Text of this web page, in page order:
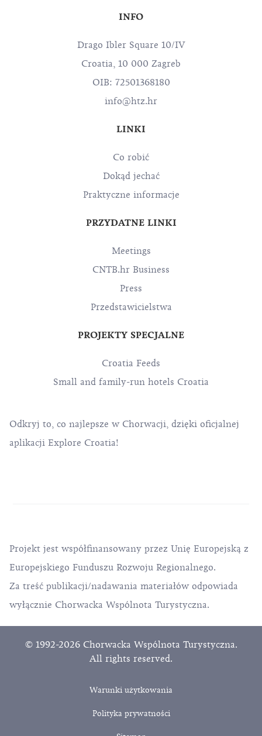
INFO
Drago Ibler Square 10/IV
Croatia, 10 000 Zagreb
OIB: 72501368180
info@htz.hr
LINKI
Co robić
Dokąd jechać
Praktyczne informacje
PRZYDATNE LINKI
Meetings
CNTB.hr Business
Press
Przedstawicielstwa
PROJEKTY SPECJALNE
Croatia Feeds
Small and family-run hotels Croatia
Odkryj to, co najlepsze w Chorwacji, dzięki oficjalnej
aplikacji Explore Croatia!
Projekt jest współfinansowany przez Unię Europejską z
Europejskiego Funduszu Rozwoju Regionalnego.
Za treść publikacji/nadawania materiałów odpowiada
wyłącznie Chorwacka Wspólnota Turystyczna.
© 1992-2026 Chorwacka Wspólnota Turystyczna.
All rights reserved.
Warunki użytkowania
Polityka prywatności